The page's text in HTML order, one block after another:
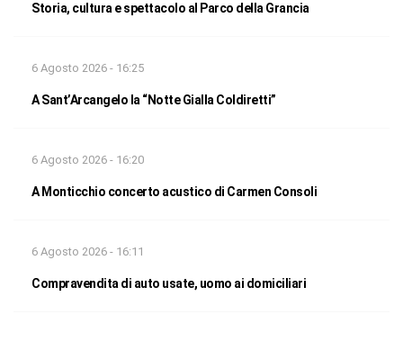
Storia, cultura e spettacolo al Parco della Grancia
6 Agosto 2026 - 16:25
A Sant’Arcangelo la “Notte Gialla Coldiretti”
6 Agosto 2026 - 16:20
A Monticchio concerto acustico di Carmen Consoli
6 Agosto 2026 - 16:11
Compravendita di auto usate, uomo ai domiciliari